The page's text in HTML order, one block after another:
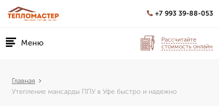
+7 993 39-88-053
Меню
Рассчитайте
стоимость онлайн
Главная
Утепление мансарды ППУ в Уфе быстро и надежно